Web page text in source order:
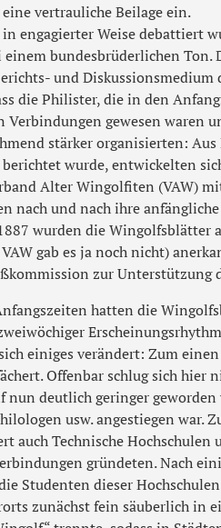
vertrauliche Beilage ein.
engagierter Weise debattiert
bundesbrüderlichen
und Diskussionsmedium
die Philister, die in den
Verbindungen gewesen waren
stärker organisierten:
wurde, entwickelten
Alter Wingolfiten (VAW)
nach und nach ihre anfängliche
wurden die Wingolfsblätter
gab es ja noch nicht)
zur
hatten die
einiges verändert: Zum
Offenbar schlug sich hier
deutlich geringer geworden
usw. angestiegen war.
auch Technische
gründeten. Nach
Studenten dieser
zunächst fein säuberlich in